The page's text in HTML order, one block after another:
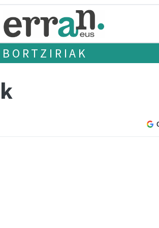
BORTZIRIAK